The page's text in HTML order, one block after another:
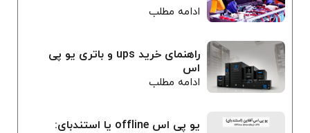
ادامه مطلب
راهنمای خرید ups و باتری یو پی
اس
ادامه مطلب
یو پی اس offline یا استندبای: